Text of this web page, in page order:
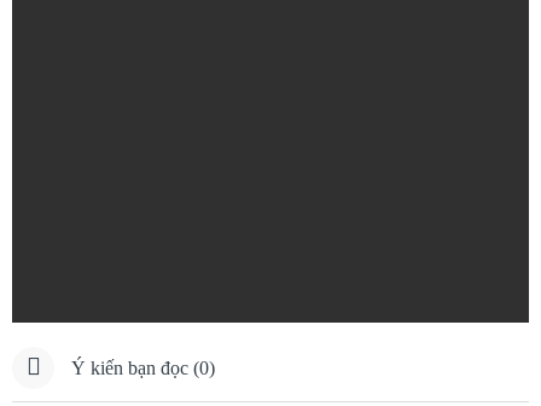
Ý kiến bạn đọc (0)